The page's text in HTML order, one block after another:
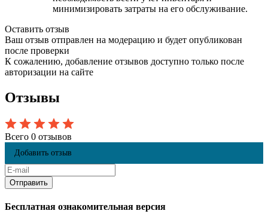
минимизировать затраты на его обслуживание.
Оставить отзыв
Ваш отзыв отправлен на модерацию и будет опубликован
после проверки
К сожалению, добавление отзывов доступно только после
авторизации на сайте
Отзывы
Всего 0 отзывов
Добавить отзыв
Бесплатная ознакомительная версия